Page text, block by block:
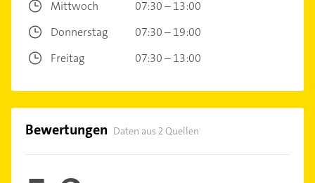
Mittwoch
07:30 – 13:00
Donnerstag
07:30 – 19:00
Freitag
07:30 – 13:00
Bewertungen Daten aus 2 Quellen